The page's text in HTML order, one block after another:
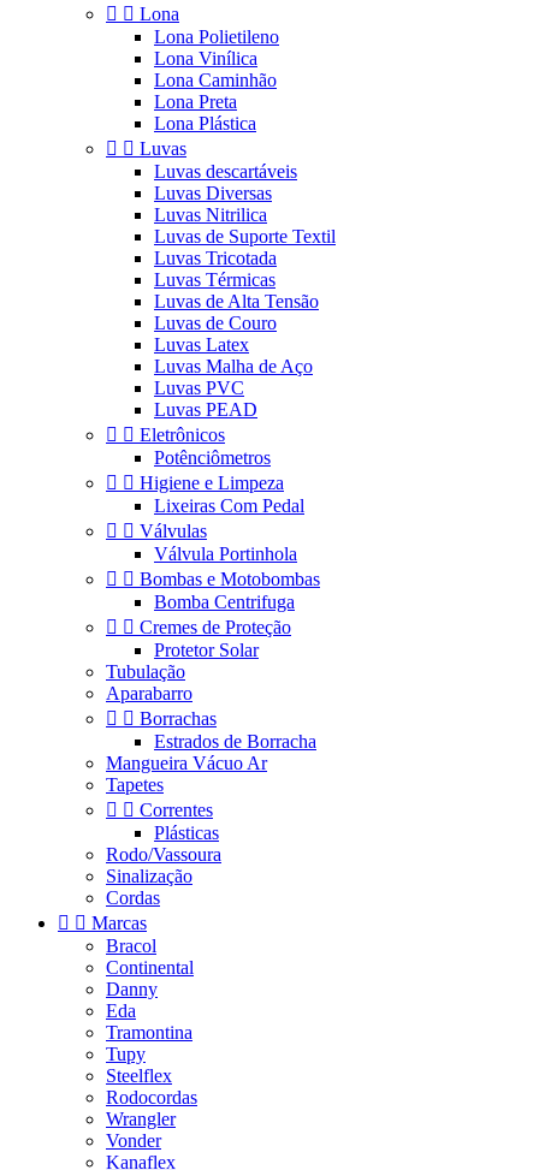
  Lona
Lona Polietileno
Lona Vinílica
Lona Caminhão
Lona Preta
Lona Plástica
  Luvas
Luvas descartáveis
Luvas Diversas
Luvas Nitrilica
Luvas de Suporte Textil
Luvas Tricotada
Luvas Térmicas
Luvas de Alta Tensão
Luvas de Couro
Luvas Latex
Luvas Malha de Aço
Luvas PVC
Luvas PEAD
  Eletrônicos
Potênciômetros
  Higiene e Limpeza
Lixeiras Com Pedal
  Válvulas
Válvula Portinhola
  Bombas e Motobombas
Bomba Centrifuga
  Cremes de Proteção
Protetor Solar
Tubulação
Aparabarro
  Borrachas
Estrados de Borracha
Mangueira Vácuo Ar
Tapetes
  Correntes
Plásticas
Rodo/Vassoura
Sinalização
Cordas
  Marcas
Bracol
Continental
Danny
Eda
Tramontina
Tupy
Steelflex
Rodocordas
Wrangler
Vonder
Kanaflex